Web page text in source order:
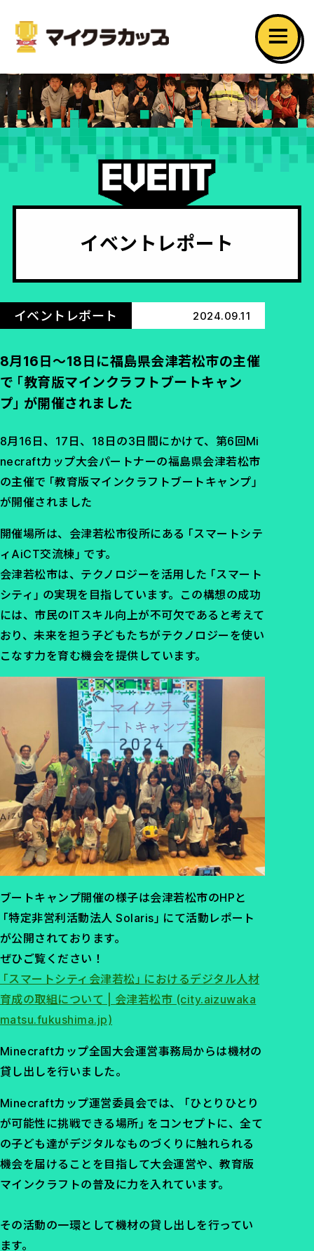
イベントレポート
イベントレポート 2024.09.11
8月16日～18日に福島県会津若松市の主催
で「教育版マインクラフトブートキャン
プ」が開催されました
8月16日、17日、18日の3日間にかけて、第6回Mi
necraftカップ大会パートナーの福島県会津若松市
の主催で「教育版マインクラフトブートキャンプ」
が開催されました
開催場所は、会津若松市役所にある「スマートシテ
ィAiCT交流棟」です。
会津若松市は、テクノロジーを活用した「スマート
シティ」の実現を目指しています。この構想の成功
には、市民のITスキル向上が不可欠であると考えて
おり、未来を担う子どもたちがテクノロジーを使い
こなす力を育む機会を提供しています。
ブートキャンプ開催の様子は会津若松市のHPと
「特定非営利活動法人 Solaris」にて活動レポート
が公開されております。
ぜひご覧ください！
「スマートシティ会津若松」におけるデジタル人材
育成の取組について | 会津若松市 (city.aizuwaka
matsu.fukushima.jp)
Minecraftカップ全国大会運営事務局からは機材の
貸し出しを行いました。
Minecraftカップ運営委員会では、「ひとりひとり
が可能性に挑戦できる場所」をコンセプトに、全て
の子ども達がデジタルなものづくりに触れられる
機会を届けることを目指して大会運営や、教育版
マインクラフトの普及に力を入れています。
その活動の一環として機材の貸し出しを行ってい
ます。